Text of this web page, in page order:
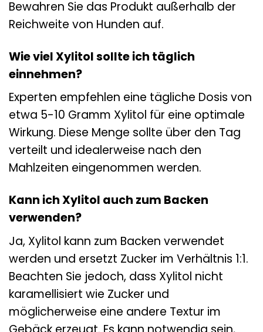
Bewahren Sie das Produkt außerhalb der
Reichweite von Hunden auf.
Wie viel Xylitol sollte ich täglich
einnehmen?
Experten empfehlen eine tägliche Dosis von
etwa 5-10 Gramm Xylitol für eine optimale
Wirkung. Diese Menge sollte über den Tag
verteilt und idealerweise nach den
Mahlzeiten eingenommen werden.
Kann ich Xylitol auch zum Backen
verwenden?
Ja, Xylitol kann zum Backen verwendet
werden und ersetzt Zucker im Verhältnis 1:1.
Beachten Sie jedoch, dass Xylitol nicht
karamellisiert wie Zucker und
möglicherweise eine andere Textur im